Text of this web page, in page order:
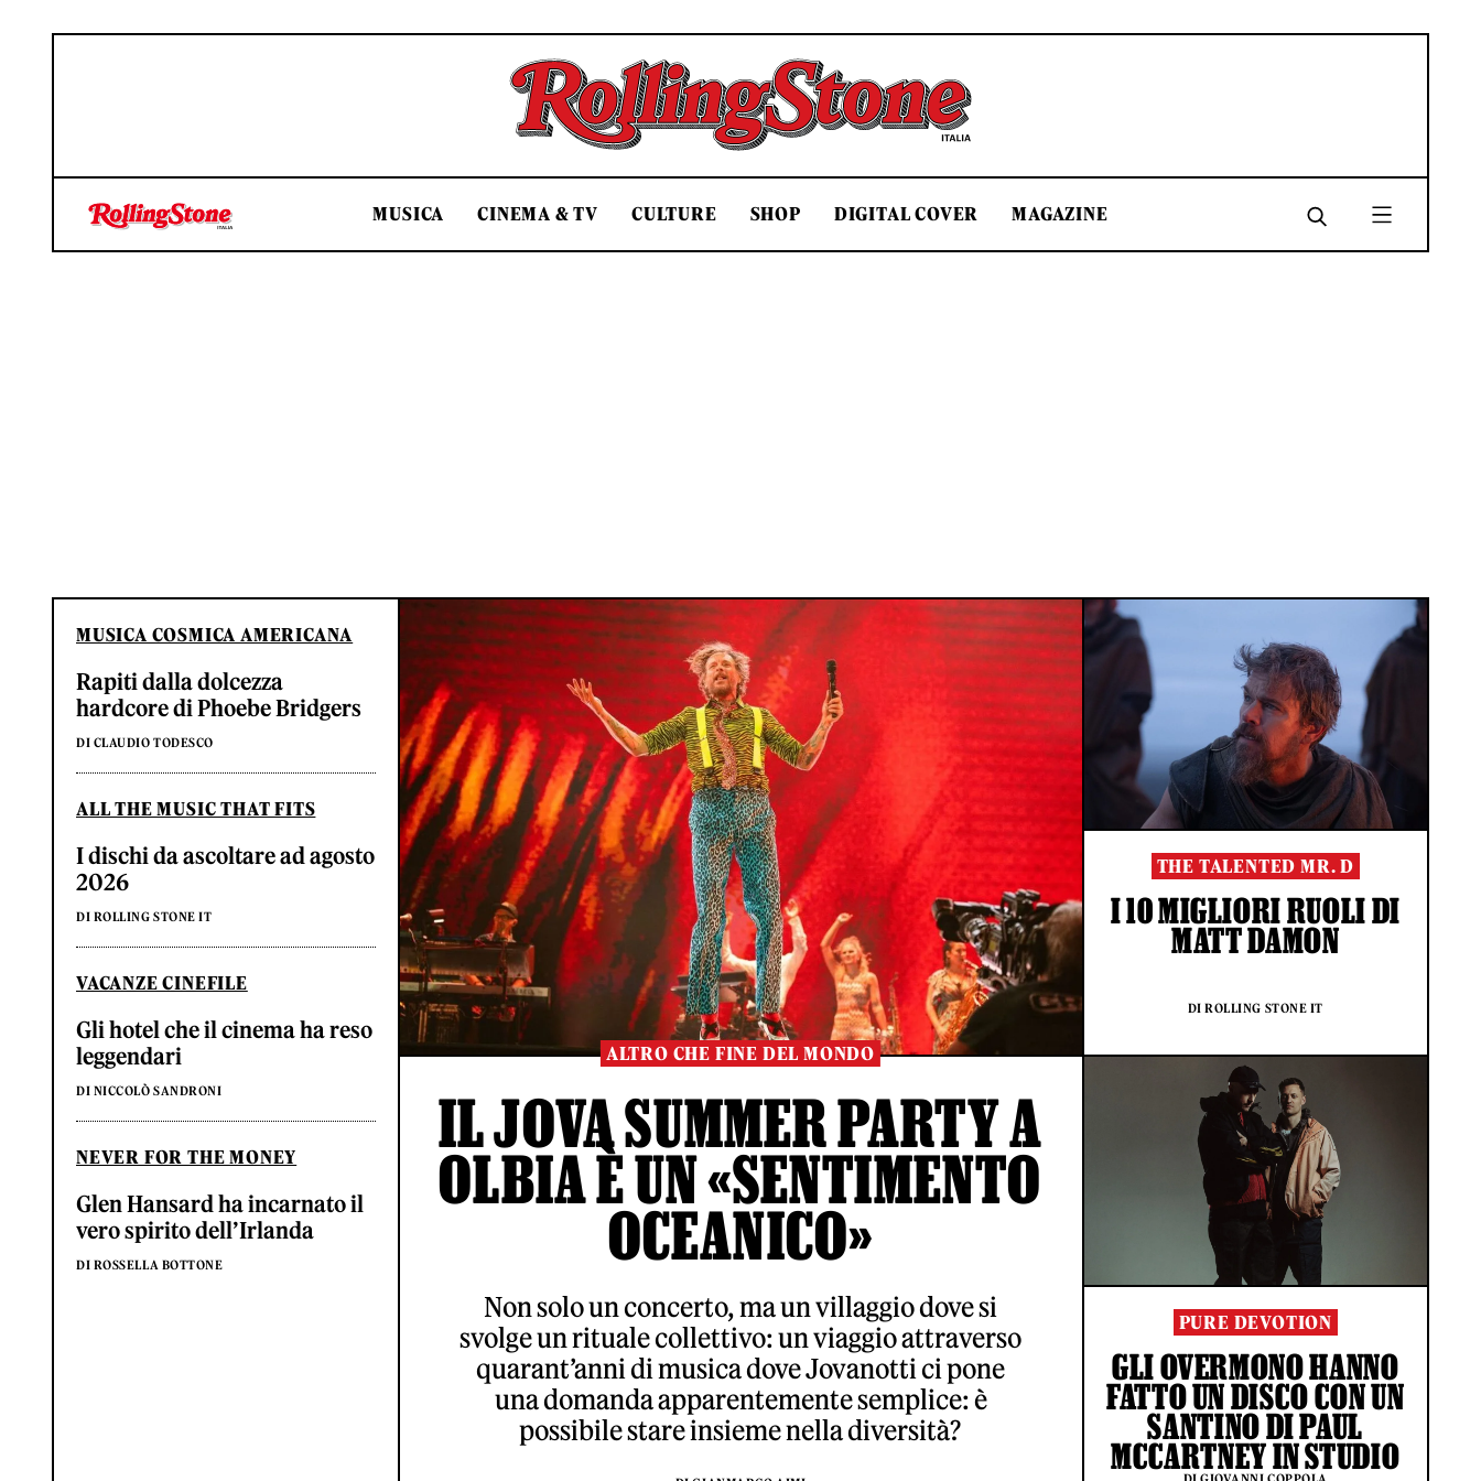
Rolling Stone Italia
MUSICA CINEMA & TV CULTURE SHOP DIGITAL COVER MAGAZINE
MUSICA COSMICA AMERICANA
Rapiti dalla dolcezza
hardcore di Phoebe Bridgers
DI CLAUDIO TODESCO
ALL THE MUSIC THAT FITS
I dischi da ascoltare ad agosto
2026
DI ROLLING STONE IT
VACANZE CINEFILE
Gli hotel che il cinema ha reso
leggendari
DI NICCOLÒ SANDRONI
NEVER FOR THE MONEY
Glen Hansard ha incarnato il
vero spirito dell’Irlanda
DI ROSSELLA BOTTONE
ALTRO CHE FINE DEL MONDO
IL JOVA SUMMER PARTY A
OLBIA È UN «SENTIMENTO
OCEANICO»
Non solo un concerto, ma un villaggio dove si
svolge un rituale collettivo: un viaggio attraverso
quarant’anni di musica dove Jovanotti ci pone
una domanda apparentemente semplice: è
possibile stare insieme nella diversità?
THE TALENTED MR. D
I 10 MIGLIORI RUOLI DI
MATT DAMON
DI ROLLING STONE IT
PURE DEVOTION
GLI OVERMONO HANNO
FATTO UN DISCO CON UN
SANTINO DI PAUL
MCCARTNEY IN STUDIO